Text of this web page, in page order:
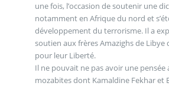
une fois, l’occasion de soutenir une
notamment en Afrique du nord et
développement du terrorisme. Il a
soutien aux frères Amazighs de Libye
pour leur Liberté.
Il ne pouvait ne pas avoir une pensée
mozabites dont Kamaldine Fekhar et